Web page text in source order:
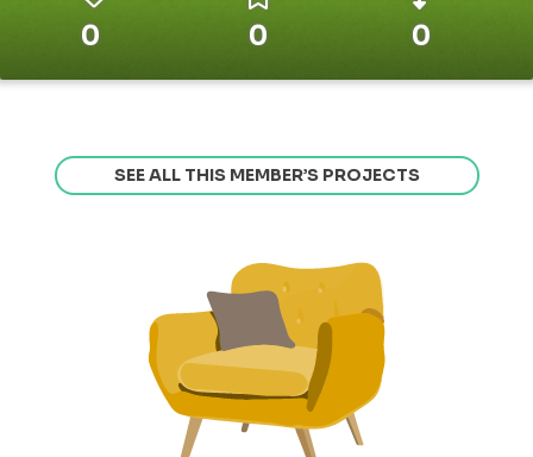
0 0 0
SEE ALL THIS MEMBER’S PROJECTS